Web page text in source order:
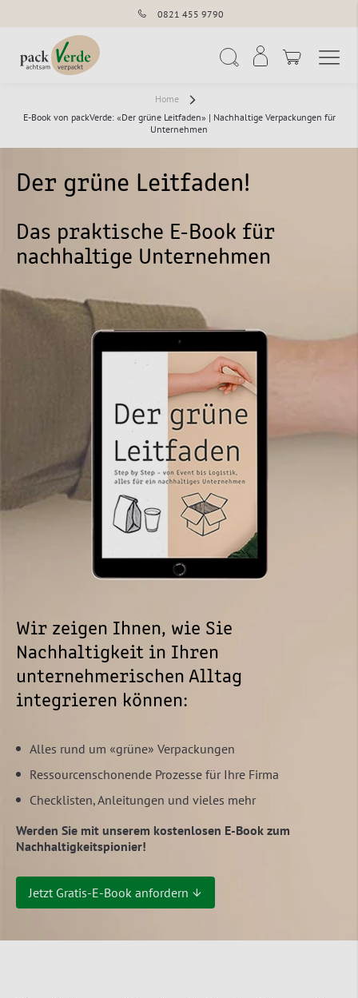
0821 455 9790
Home
E-Book von packVerde: «Der grüne Leitfaden» | Nachhaltige Verpackungen für
Unternehmen
Der grüne Leitfaden!
Das praktische E-Book für
nachhaltige Unternehmen
Wir zeigen Ihnen, wie Sie
Nachhaltigkeit in Ihren
unternehmerischen Alltag
integrieren können:
Alles rund um «grüne» Verpackungen
Ressourcenschonende Prozesse für Ihre Firma
Checklisten, Anleitungen und vieles mehr
Werden Sie mit unserem kostenlosen E-Book zum
Nachhaltigkeitspionier!
Jetzt Gratis-E-Book anfordern ↓